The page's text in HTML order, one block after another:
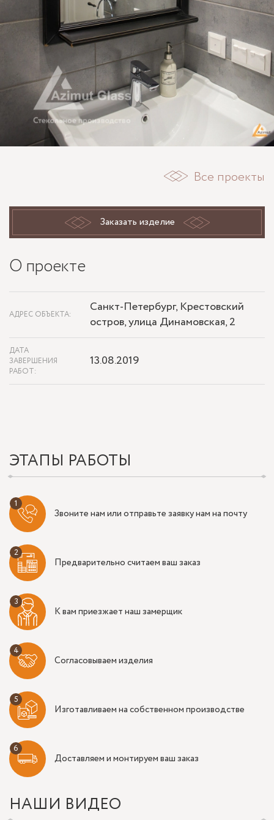
Все проекты
Заказать изделие
О проекте
АДРЕС ОБЪЕКТА:
Санкт-Петербург, Крестовский
остров, улица Динамовская, 2
ДАТА
ЗАВЕРШЕНИЯ
РАБОТ:
13.08.2019
ЭТАПЫ РАБОТЫ
Звоните нам или отправьте заявку нам на почту
Предварительно считаем ваш заказ
К вам приезжает наш замерщик
Согласовываем изделия
Изготавливаем на собственном производстве
Доставляем и монтируем ваш заказ
НАШИ ВИДЕО